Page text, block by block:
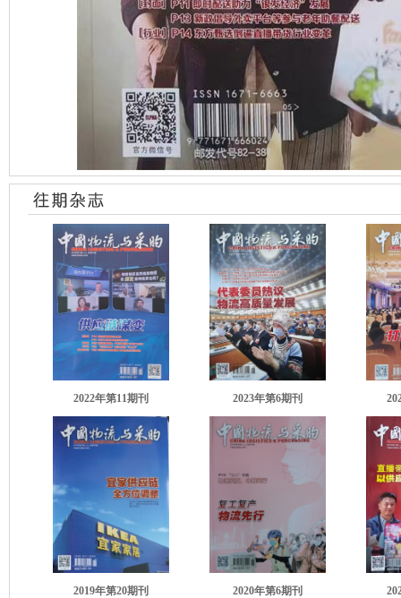
2022年第11期刊 2023年第6期刊
2019年第20期刊 2020年第6期刊